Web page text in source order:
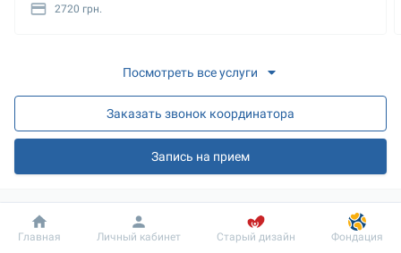
2720 грн.
Посмотреть все услуги
Заказать звонок координатора
Запись на прием
Добробут Информация Пациенту
Главная Личный кабинет Старый дизайн Фондация